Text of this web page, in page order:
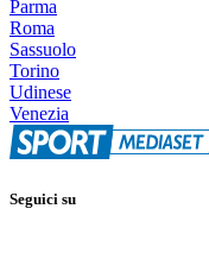
Parma
Roma
Sassuolo
Torino
Udinese
Venezia
Seguici su